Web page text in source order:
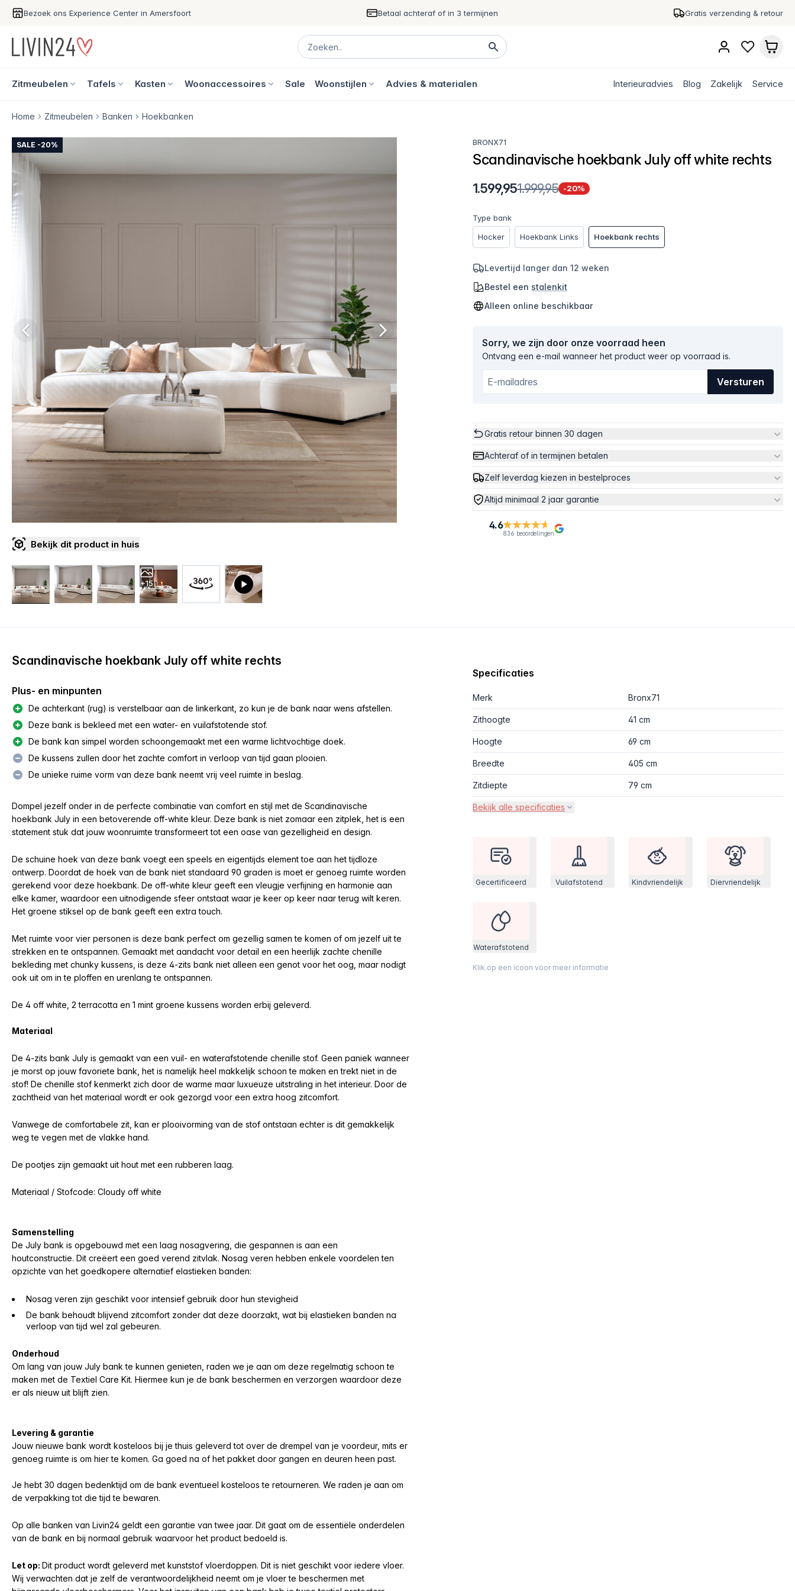
Bezoek ons Experience Center in Amersfoort Betaal achteraf of in 3 termijnen Gratis verzending & retour
Zitmeubelen Tafels Kasten Woonaccessoires Sale Woonstijlen Advies & materialen Interieuradvies Blog Zakelijk Service
Home Zitmeubelen Banken Hoekbanken
SALE -20%
Bekijk dit product in huis
+15
BRONX71
Scandinavische hoekbank July off white rechts
1.599,951.999,95 -20%
Type bank
Hocker
Hoekbank Links Hoekbank rechts
Levertijd langer dan 12 weken
Bestel een stalenkit
Alleen online beschikbaar
Sorry, we zijn door onze voorraad heen
Ontvang een e-mail wanneer het product weer op voorraad is.
Versturen
Gratis retour binnen 30 dagen
Achteraf of in termijnen betalen
Zelf leverdag kiezen in bestelproces
Altijd minimaal 2 jaar garantie
4.6
836 beoordelingen
Scandinavische hoekbank July off white rechts
Plus- en minpunten
De achterkant (rug) is verstelbaar aan de linkerkant, zo kun je de bank naar wens afstellen.
Deze bank is bekleed met een water- en vuilafstotende stof.
De bank kan simpel worden schoongemaakt met een warme lichtvochtige doek.
De kussens zullen door het zachte comfort in verloop van tijd gaan plooien.
De unieke ruime vorm van deze bank neemt vrij veel ruimte in beslag.
Dompel jezelf onder in de perfecte combinatie van comfort en stijl met de Scandinavische
hoekbank July in een betoverende off-white kleur. Deze bank is niet zomaar een zitplek, het is een
statement stuk dat jouw woonruimte transformeert tot een oase van gezelligheid en design.
De schuine hoek van deze bank voegt een speels en eigentijds element toe aan het tijdloze
ontwerp. Doordat de hoek van de bank niet standaard 90 graden is moet er genoeg ruimte worden
gerekend voor deze hoekbank. De off-white kleur geeft een vleugje verfijning en harmonie aan
elke kamer, waardoor een uitnodigende sfeer ontstaat waar je keer op keer naar terug wilt keren.
Het groene stiksel op de bank geeft een extra touch.
Met ruimte voor vier personen is deze bank perfect om gezellig samen te komen of om jezelf uit te
strekken en te ontspannen. Gemaakt met aandacht voor detail en een heerlijk zachte chenille
bekleding met chunky kussens, is deze 4-zits bank niet alleen een genot voor het oog, maar nodigt
ook uit om in te ploffen en urenlang te ontspannen.
De 4 off white, 2 terracotta en 1 mint groene kussens worden erbij geleverd.
Materiaal
De 4-zits bank July is gemaakt van een vuil- en waterafstotende chenille stof. Geen paniek wanneer
je morst op jouw favoriete bank, het is namelijk heel makkelijk schoon te maken en trekt niet in de
stof! De chenille stof kenmerkt zich door de warme maar luxueuze uitstraling in het interieur. Door de
zachtheid van het materiaal wordt er ook gezorgd voor een extra hoog zitcomfort.
Vanwege de comfortabele zit, kan er plooivorming van de stof ontstaan echter is dit gemakkelijk
weg te vegen met de vlakke hand.
De pootjes zijn gemaakt uit hout met een rubberen laag.
Materiaal / Stofcode: Cloudy off white
Samenstelling
De July bank is opgebouwd met een laag nosagvering, die gespannen is aan een
houtconstructie. Dit creëert een goed verend zitvlak. Nosag veren hebben enkele voordelen ten
opzichte van het goedkopere alternatief elastieken banden:
Nosag veren zijn geschikt voor intensief gebruik door hun stevigheid
De bank behoudt blijvend zitcomfort zonder dat deze doorzakt, wat bij elastieken banden na
verloop van tijd wel zal gebeuren.
Onderhoud
Om lang van jouw July bank te kunnen genieten, raden we je aan om deze regelmatig schoon te
maken met de Textiel Care Kit. Hiermee kun je de bank beschermen en verzorgen waardoor deze
er als nieuw uit blijft zien.
Levering & garantie
Jouw nieuwe bank wordt kosteloos bij je thuis geleverd tot over de drempel van je voordeur, mits er
genoeg ruimte is om hier te komen. Ga goed na of het pakket door gangen en deuren heen past.
Je hebt 30 dagen bedenktijd om de bank eventueel kosteloos te retourneren. We raden je aan om
de verpakking tot die tijd te bewaren.
Op alle banken van Livin24 geldt een garantie van twee jaar. Dit gaat om de essentiële onderdelen
van de bank en bij normaal gebruik waarvoor het product bedoeld is.
Let op: Dit product wordt geleverd met kunststof vloerdoppen. Dit is niet geschikt voor iedere vloer.
Wij verwachten dat je zelf de verantwoordelijkheid neemt om je vloer te beschermen met
Specificaties
Merk Bronx71
Zithoogte 41 cm
Hoogte 69 cm
Breedte 405 cm
Zitdiepte 79 cm
Bekijk alle specificaties
Gecertificeerd Vuilafstotend Kindvriendelijk Diervriendelijk
Waterafstotend
Klik op een icoon voor meer informatie